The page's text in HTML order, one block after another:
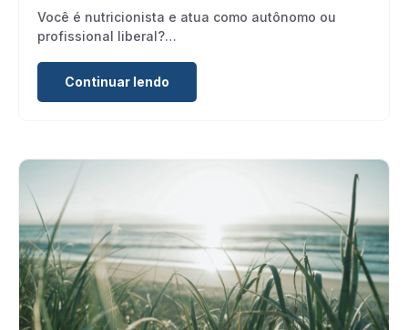
Você é nutricionista e atua como autônomo ou
profissional liberal?…
Continuar lendo